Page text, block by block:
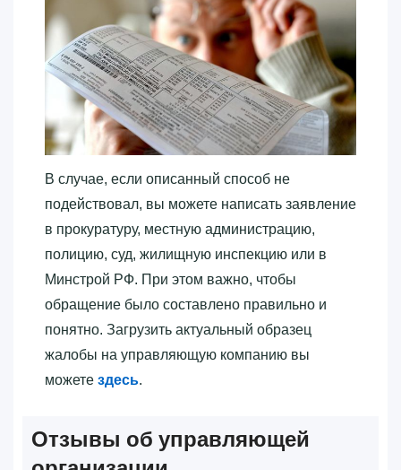
В случае, если описанный способ не
подействовал, вы можете написать заявление
в прокуратуру, местную администрацию,
полицию, суд, жилищную инспекцию или в
Минстрой РФ. При этом важно, чтобы
обращение было составлено правильно и
понятно. Загрузить актуальный образец
жалобы на управляющую компанию вы
можете здесь.
Отзывы об управляющей